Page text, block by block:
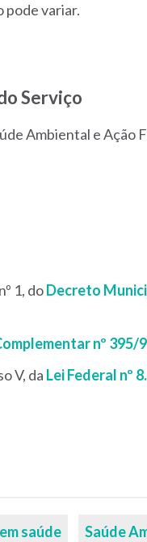
pode variar.
Serviço
Ambiental e Ação
1, doDecreto
nº 395/
V, da Lei Federal nº
saúde Saúde